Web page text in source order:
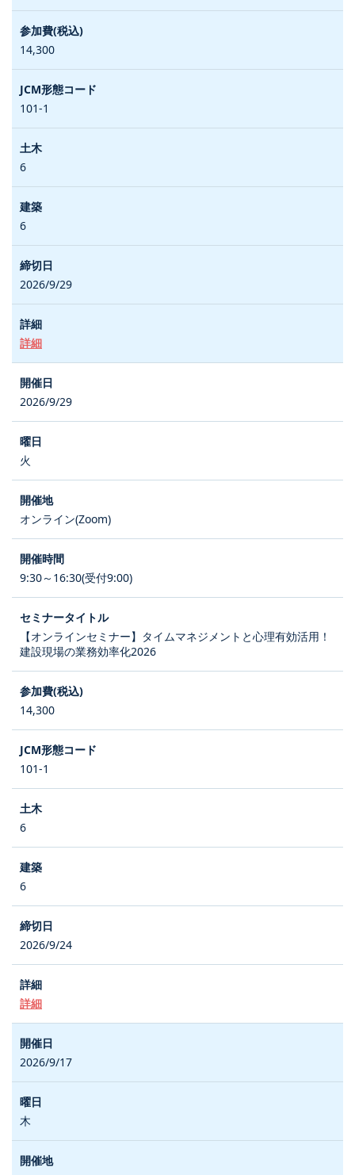
14,300
101-1
6
6
2026/9/29
詳細
2026/9/29
火
オンライン(Zoom)
9:30～16:30(受付9:00)
【オンラインセミナー】タイムマネジメントと心理有効活用！
建設現場の業務効率化2026
14,300
101-1
6
6
2026/9/24
詳細
2026/9/17
木